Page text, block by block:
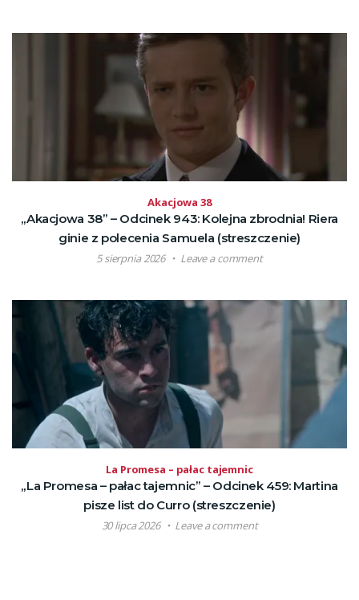
Akacjowa 38
„Akacjowa 38” – Odcinek 943: Kolejna zbrodnia! Riera
ginie z polecenia Samuela (streszczenie)
5 sierpnia 2026 Leave a comment
La Promesa – pałac tajemnic
„La Promesa – pałac tajemnic” – Odcinek 459: Martina
pisze list do Curro (streszczenie)
30 lipca 2026 Leave a comment